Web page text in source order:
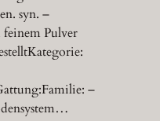
syn. –
feinem Pulver
–